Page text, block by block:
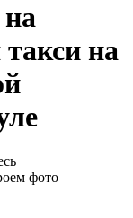
на
фото